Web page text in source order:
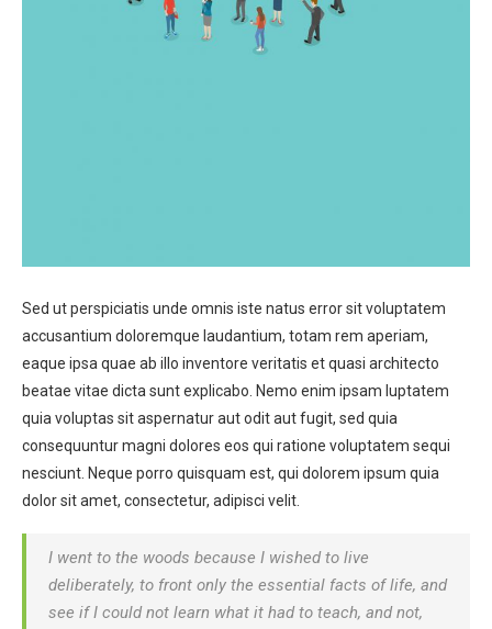
Sed ut perspiciatis unde omnis iste natus error sit voluptatem
accusantium doloremque laudantium, totam rem aperiam,
eaque ipsa quae ab illo inventore veritatis et quasi architecto
beatae vitae dicta sunt explicabo. Nemo enim ipsam luptatem
quia voluptas sit aspernatur aut odit aut fugit, sed quia
consequuntur magni dolores eos qui ratione voluptatem sequi
nesciunt. Neque porro quisquam est, qui dolorem ipsum quia
dolor sit amet, consectetur, adipisci velit.
I went to the woods because I wished to live
deliberately, to front only the essential facts of life, and
see if I could not learn what it had to teach, and not,